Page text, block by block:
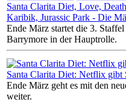
Santa Clarita Diet, Love,
Karibik, Jurassic Park - Die
Ende März startet die 3.
Barrymore in der Hauptrolle.
Santa Clarita Diet: Netflix gibt
Ende März geht es mit den
weiter.